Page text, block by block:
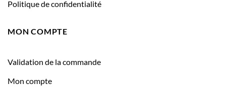
Politique de confidentialité
MON COMPTE
Validation de la commande
Mon compte